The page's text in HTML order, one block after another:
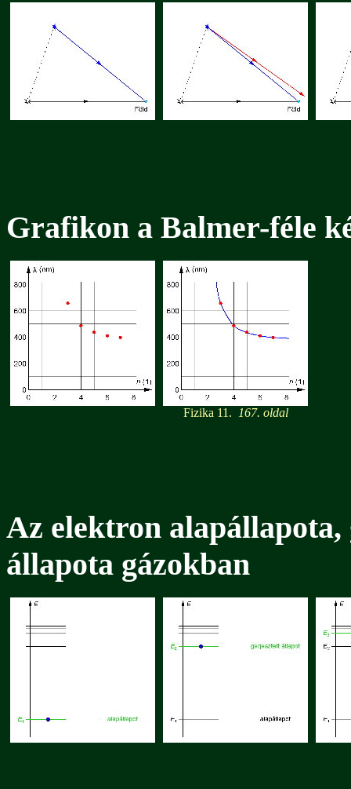
Grafikon a Balmer-féle
Fizika 11. 167. oldal
Az elektron
állapota gázokban